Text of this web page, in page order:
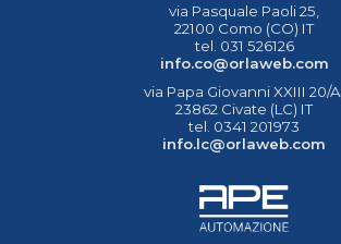
via Pasquale Paoli 25,
22100 Como (CO) IT
tel. 031 526126
info.co@orlaweb.com
via Papa Giovanni XXIII 20/A,
23862 Civate (LC) IT
tel. 0341 201973
info.lc@orlaweb.com